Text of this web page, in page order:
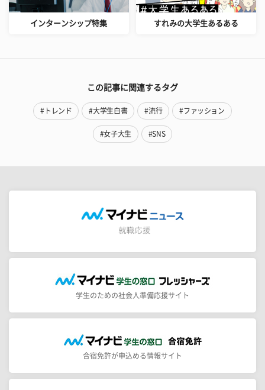
インターンシップ特集 すれみの大学生あるある
この記事に関連するタグ
#トレンド #大学生白書 #流行 #ファッション
#女子大生 #SNS
学生のための社会人準備応援サイト
合宿免許が申込める情報サイト